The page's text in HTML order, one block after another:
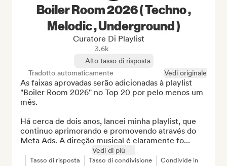
Boiler Room 2026 ( Techno ,
Melodic , Underground )
Curatore Di Playlist
3.6k
Alto tasso di risposta
Tradotto automaticamente
Vedi originale
As faixas aprovadas serão adicionadas à playlist
"Boiler Room 2026" no Top 20 por pelo menos um
mês.
Há cerca de dois anos, lancei minha playlist, que
continuo aprimorando e promovendo através do
Meta Ads. A direção musical é claramente fo...
Vedi di più
Tasso di risposta Tasso di condivisione Condivide in